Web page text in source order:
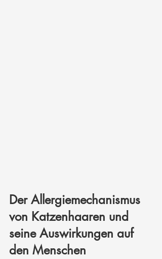
Der Allergiemechanismus
von Katzenhaaren und
seine Auswirkungen auf
den Menschen